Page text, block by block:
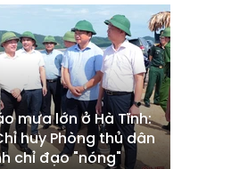
mưa lớn ở Hà Tĩnh:
huy Phòng thủ dân
chỉ đạo "nóng"